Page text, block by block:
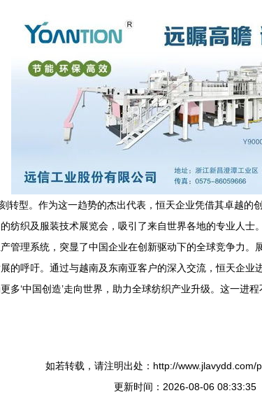
刻转型。作为这一趋势的杰出代表，恒天企业凭借其卓越
纺织及服装技术展览会，吸引了来自世界各地的专业人
管理系统，突显了中国企业在创新驱动下的全球竞争力
的呼吁。通过与越南及东南亚客户的深入交流，恒天企
‘中国创造’走向世界，助力全球纺织产业升级。这一进
如若转载，请注明出处：http://www.jlavydd.com/
更新时间：2026-08-06 08:33:35